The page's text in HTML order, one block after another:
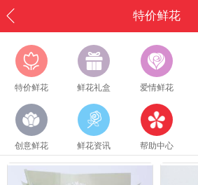
特价鲜花
特价鲜花 鲜花礼盒 爱情鲜花
创意鲜花 鲜花资讯 帮助中心